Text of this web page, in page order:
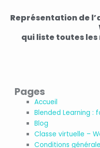
Représentation de
qui liste toutes
Pages
Accueil
Blended Learning :
Blog
Classe virtuelle –
Conditions